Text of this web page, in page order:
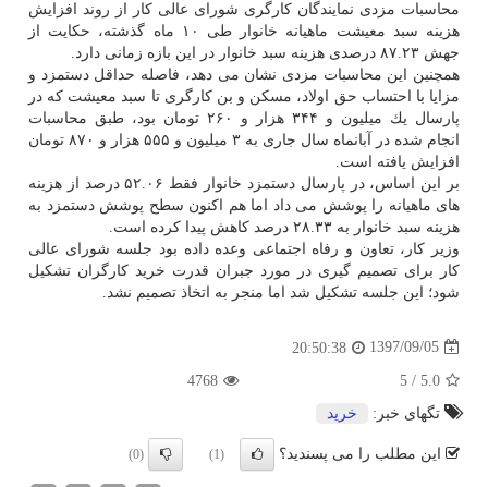
محاسبات مزدی نمایندگان كارگری شورای عالی كار از روند افزایش
هزینه سبد معیشت ماهیانه خانوار طی ۱۰ ماه گذشته، حكایت از
جهش ۸۷.۲۳ درصدی هزینه سبد خانوار در این بازه زمانی دارد.
همچنین این محاسبات مزدی نشان می دهد، فاصله حداقل دستمزد و
مزایا با احتساب حق اولاد، مسكن و بن كارگری تا سبد معیشت كه در
پارسال یك میلیون و ۳۴۴ هزار و ۲۶۰ تومان بود، طبق محاسبات
انجام شده در آبانماه سال جاری به ۳ میلیون و ۵۵۵ هزار و ۸۷۰ تومان
افزایش یافته است.
بر این اساس، در پارسال دستمزد خانوار فقط ۵۲.۰۶ درصد از هزینه
های ماهیانه را پوشش می داد اما هم اكنون سطح پوشش دستمزد به
هزینه سبد خانوار به ۲۸.۳۳ درصد كاهش پیدا كرده است.
وزیر كار، تعاون و رفاه اجتماعی وعده داده بود جلسه شورای عالی
كار برای تصمیم گیری در مورد جبران قدرت خرید كارگران تشكیل
شود؛ این جلسه تشكیل شد اما منجر به اتخاذ تصمیم نشد.
1397/09/05
20:50:38
5.0
/
5
4768
تگهای خبر:
خرید
این مطلب را می پسندید؟ (1)
(0)